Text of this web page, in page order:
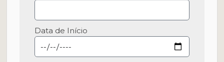
Data de Início